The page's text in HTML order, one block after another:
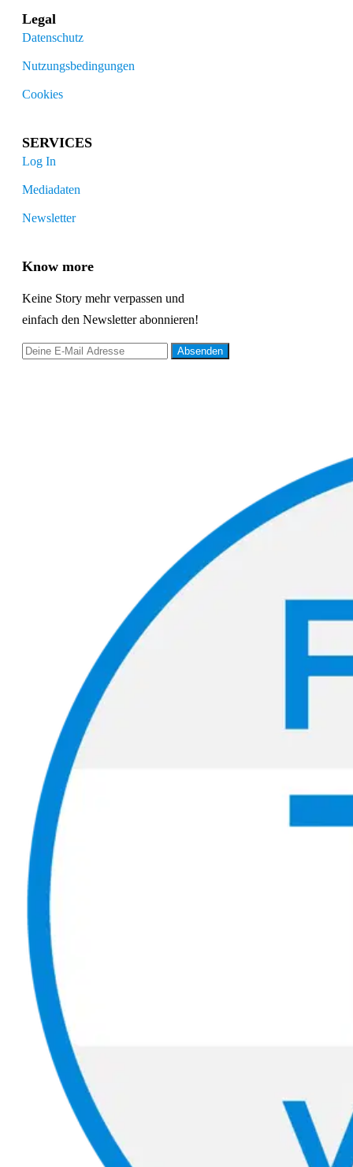
Legal
Datenschutz
Nutzungsbedingungen
Cookies
SERVICES
Log In
Mediadaten
Newsletter
Know more
Keine Story mehr verpassen und
einfach den Newsletter abonnieren!